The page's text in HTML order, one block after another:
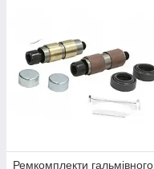
Ремкомплекти гальмівного